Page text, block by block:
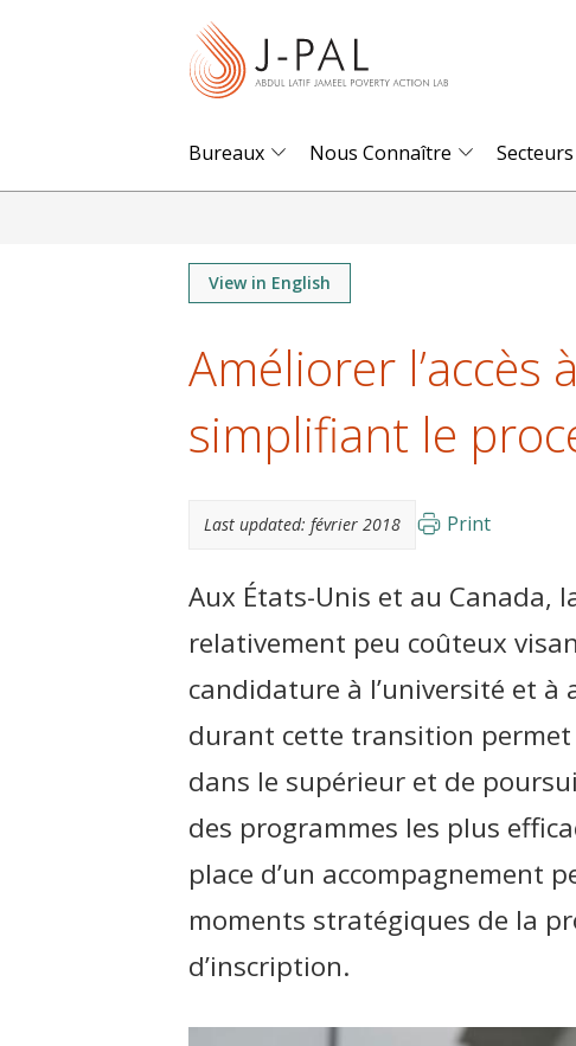
Bureaux Nous Connaître Secteurs
View in English
Améliorer l’accès
simplifiant le
Last updated: février 2018 Print
Aux États-Unis et au Canada,
relativement peu coûteux
candidature à l’université et
durant cette transition permet
dans le supérieur et de
des programmes les plus
place d’un accompagnement
moments stratégiques de la
d’inscription.